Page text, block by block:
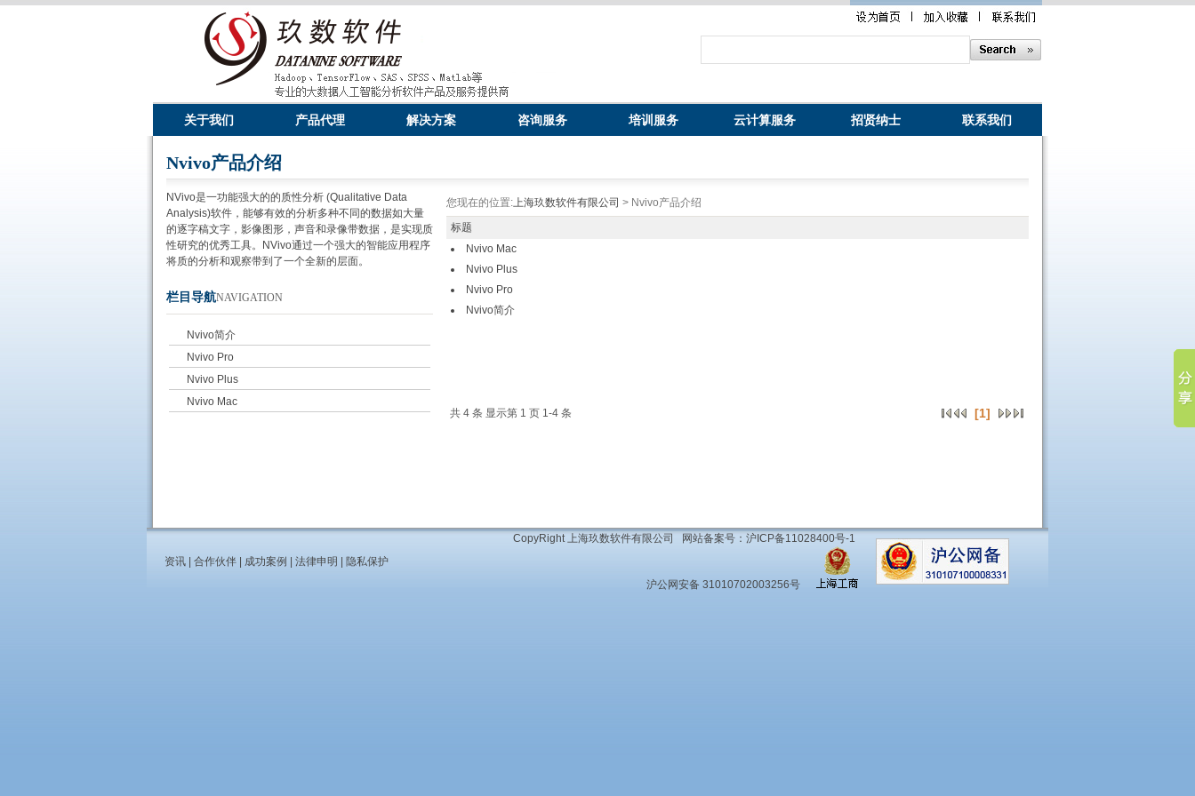
关于我们 产品代理 解决方案 咨询服务 培训服务 云计算服务 招贤纳士 联系我们
Nvivo产品介绍
NVivo是一功能强大的的质性分析 (Qualitative Data
Analysis)软件，能够有效的分析多种不同的数据如大量
的逐字稿文字，影像图形，声音和录像带数据，是实现质
性研究的优秀工具。NVivo通过一个强大的智能应用程序
将质的分析和观察带到了一个全新的层面。
栏目导航NAVIGATION
Nvivo简介
Nvivo Pro
Nvivo Plus
Nvivo Mac
您现在的位置:上海玖数软件有限公司 > Nvivo产品介绍
标题
Nvivo Mac
Nvivo Plus
Nvivo Pro
Nvivo简介
共 4 条 显示第 1 页 1-4 条 [1]
资讯| 合作伙伴| 成功案例 法律申明 隐私保护
CopyRight 上海玖数软件有限公司 网站备案号： 沪ICP备11028400号-1
沪公网安备 31010702003256号